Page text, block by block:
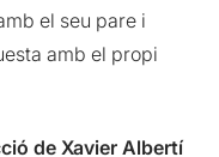
el seu pare i
amb el propi
de Xavier Albertí